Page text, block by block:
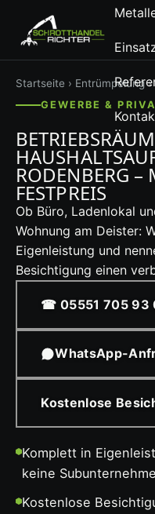
Startseite › Entrümpelung›
GEWERBE &
RODENBERG –
FESTPREIS
Ob Büro, Ladenlokal
Wohnung am Deister:
Eigenleistung und
Besichtigung einen
☎ 05551 705 93
WhatsApp-
Kostenlose
Komplett in
keine
Kostenlose